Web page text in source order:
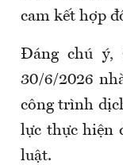
cam kết hợp
Đáng chú ý,
30/6/2026
công trình
lực thực hiện
luật.